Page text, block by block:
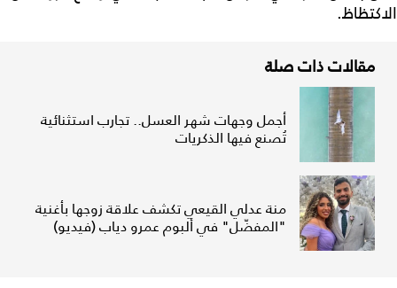
الاكتظاظ.
مقالات ذات صلة
أجمل وجهات شهر العسل.. تجارب استثنائية
تُصنع فيها الذكريات
منة عدلي القيعي تكشف علاقة زوجها بأغنية
"المفضّل" في ألبوم عمرو دياب (فيديو)